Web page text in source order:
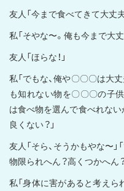
友人「今まで食べてきて大丈
私「そやな〜。俺も今まで大
友人「ほらな！」
私「でもな、俺や〇〇〇は大
も知れない物を〇〇〇の子
は食べ物を選んで食べれない
良くない？」
友人「そら、そうかもやな〜
物限られへん？高くつかへん？
私「身体に害があると考え